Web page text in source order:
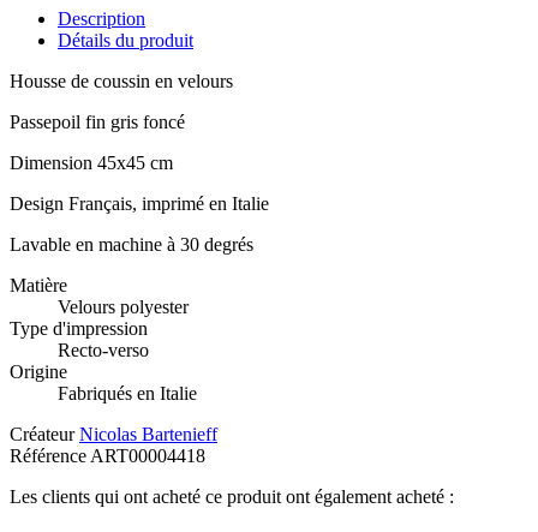
Description
Détails du produit
Housse de coussin en velours
Passepoil fin gris foncé
Dimension 45x45 cm
Design Français, imprimé en Italie
Lavable en machine à 30 degrés
Matière
Velours polyester
Type d'impression
Recto-verso
Origine
Fabriqués en Italie
Créateur Nicolas Bartenieff
RéférenceART00004418
Les clients qui ont acheté ce produit ont également acheté :